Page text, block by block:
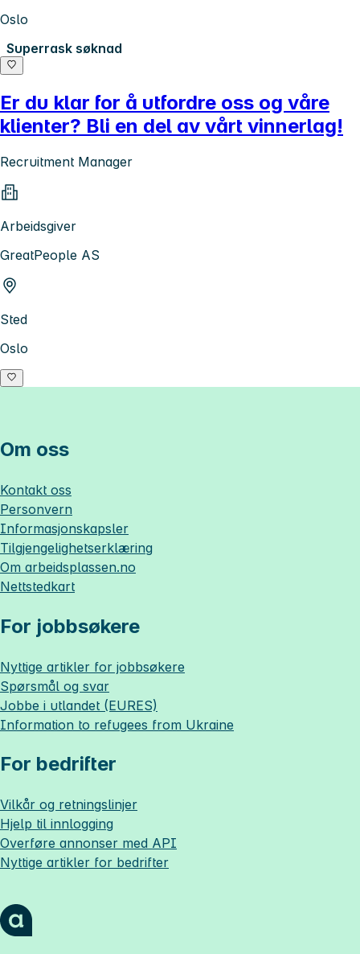
Oslo
Superrask søknad
Er du klar for å utfordre oss og våre
klienter? Bli en del av vårt vinnerlag!
Recruitment Manager
Arbeidsgiver
GreatPeople AS
Sted
Oslo
Om oss
Kontakt oss
Personvern
Informasjonskapsler
Tilgjengelighetserklæring
Om arbeidsplassen.no
Nettstedkart
For jobbsøkere
Nyttige artikler for jobbsøkere
Spørsmål og svar
Jobbe i utlandet (EURES)
Information to refugees from Ukraine
For bedrifter
Vilkår og retningslinjer
Hjelp til innlogging
Overføre annonser med API
Nyttige artikler for bedrifter